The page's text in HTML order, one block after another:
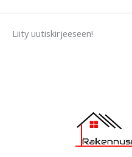
s
Liity uutiskirjeeseen!